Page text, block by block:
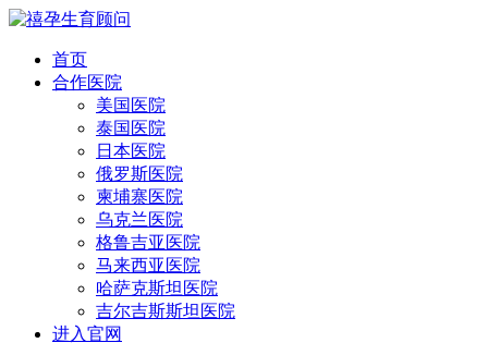
首页
合作医院
美国医院
泰国医院
日本医院
俄罗斯医院
柬埔寨医院
乌克兰医院
格鲁吉亚医院
马来西亚医院
哈萨克斯坦医院
吉尔吉斯斯坦医院
进入官网